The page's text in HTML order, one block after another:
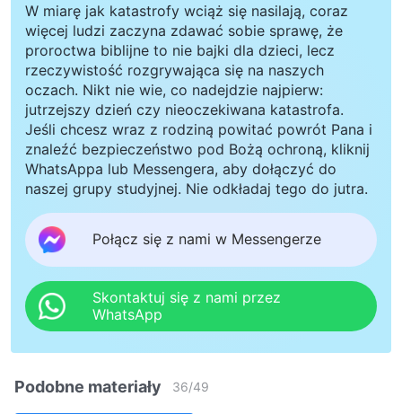
W miarę jak katastrofy wciąż się nasilają, coraz
więcej ludzi zaczyna zdawać sobie sprawę, że
proroctwa biblijne to nie bajki dla dzieci, lecz
rzeczywistość rozgrywająca się na naszych
oczach. Nikt nie wie, co nadejdzie najpierw:
jutrzejszy dzień czy nieoczekiwana katastrofa.
Jeśli chcesz wraz z rodziną powitać powrót Pana i
znaleźć bezpieczeństwo pod Bożą ochroną, kliknij
WhatsAppa lub Messengera, aby dołączyć do
naszej grupy studyjnej. Nie odkładaj tego do jutra.
Połącz się z nami w Messengerze
Skontaktuj się z nami przez
WhatsApp
Podobne materiały 36/49